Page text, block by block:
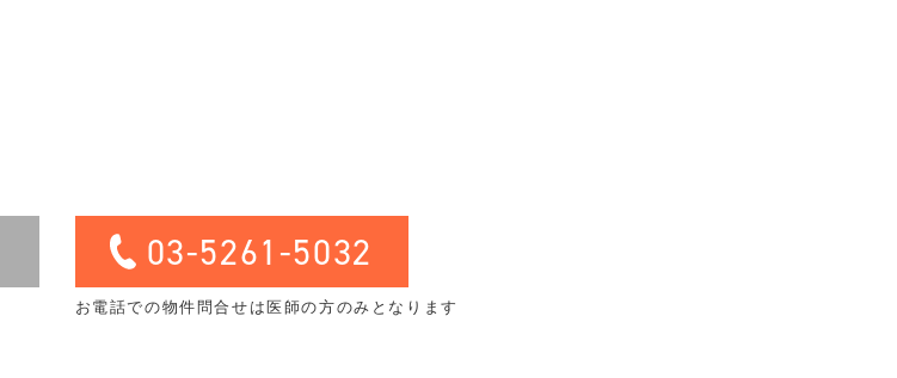
03-5261-5032
お電話での物件問合せは医師の方のみとなります